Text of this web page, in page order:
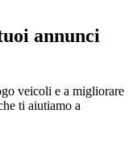
annunci
veicoli e a migliorare
ti aiutiamo a